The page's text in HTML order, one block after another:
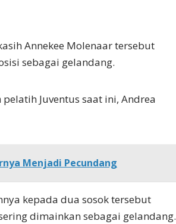
Annekee Molenaar tersebut
sebagai gelandang.
Juventus saat ini, Andrea
Menjadi Pecundang
kepada dua sosok tersebut
dimainkan sebagai gelandang.